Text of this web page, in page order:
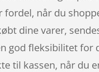
fordel, når du
dine varer,
god fleksibilitet
til kassen, når du